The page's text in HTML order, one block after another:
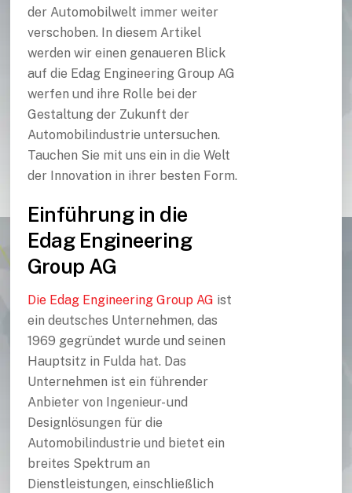
der Automobilwelt immer weiter
verschoben. In diesem Artikel
werden wir einen genaueren Blick
auf die Edag Engineering Group AG
werfen und ihre Rolle bei der
Gestaltung der Zukunft der
Automobilindustrie untersuchen.
Tauchen Sie mit uns ein in die Welt
der Innovation in ihrer besten Form.
Einführung in die
Edag Engineering
Group AG
Die Edag Engineering Group AG ist
ein deutsches Unternehmen, das
1969 gegründet wurde und seinen
Hauptsitz in Fulda hat. Das
Unternehmen ist ein führender
Anbieter von Ingenieur- und
Designlösungen für die
Automobilindustrie und bietet ein
breites Spektrum an
Dienstleistungen, einschließlich